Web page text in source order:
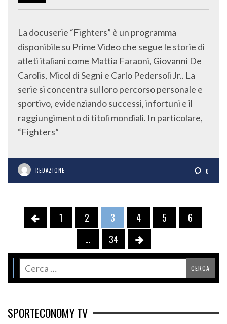
disponibile su Prime Video che segue le storie di
atleti italiani come Mattia Faraoni, Giovanni De
Carolis, Micol di Segni e Carlo Pedersoli Jr.. La
serie si concentra sul loro percorso personale e
sportivo, evidenziando successi, infortuni e il
raggiungimento di titoli mondiali. In particolare,
“Fighters”
REDAZIONE
1 2 3 4 5
6
…
34